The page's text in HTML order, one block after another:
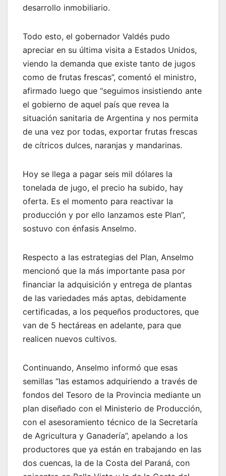
desarrollo inmobiliario.
Todo esto, el gobernador Valdés pudo
apreciar en su última visita a Estados Unidos,
viendo la demanda que existe tanto de jugos
como de frutas frescas”, comentó el ministro,
afirmado luego que “seguimos insistiendo ante
el gobierno de aquel país que revea la
situación sanitaria de Argentina y nos permita
de una vez por todas, exportar frutas frescas
de cítricos dulces, naranjas y mandarinas.
Hoy se llega a pagar seis mil dólares la
tonelada de jugo, el precio ha subido, hay
oferta. Es el momento para reactivar la
producción y por ello lanzamos este Plan”,
sostuvo con énfasis Anselmo.
Respecto a las estrategias del Plan, Anselmo
mencionó que la más importante pasa por
financiar la adquisición y entrega de plantas
de las variedades más aptas, debidamente
certificadas, a los pequeños productores, que
van de 5 hectáreas en adelante, para que
realicen nuevos cultivos.
Continuando, Anselmo informó que esas
semillas “las estamos adquiriendo a través de
fondos del Tesoro de la Provincia mediante un
plan diseñado con el Ministerio de Producción,
con el asesoramiento técnico de la Secretaría
de Agricultura y Ganadería”, apelando a los
productores que ya están en trabajando en las
dos cuencas, la de la Costa del Paraná, con